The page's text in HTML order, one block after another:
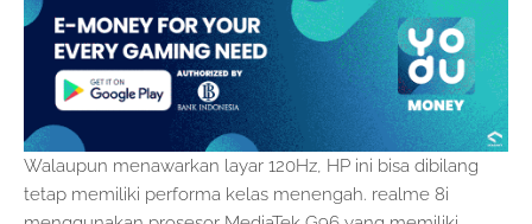
Walaupun menawarkan layar 120Hz, HP ini bisa dibilang
tetap memiliki performa kelas menengah. realme 8i